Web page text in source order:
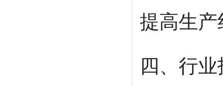
提高生
四、行